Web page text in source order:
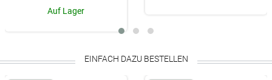
Auf Lager
EINFACH DAZU BESTELLEN